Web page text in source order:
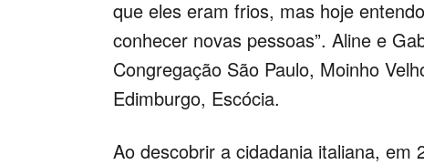
que eles eram frios, mas hoje
conhecer novas pessoas”. Aline e
Congregação São Paulo, Moinho
Edimburgo, Escócia.
Ao descobrir a cidadania italiana, em